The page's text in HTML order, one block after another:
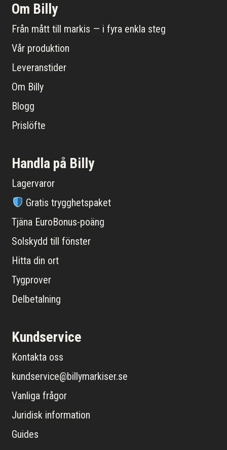
Om Billy
Från mått till markis — i fyra enkla steg
Vår produktion
Leveranstider
Om Billy
Blogg
Prislöfte
Handla på Billy
Lagervaror
Gratis trygghetspaket
Tjäna EuroBonus-poäng
Solskydd till fönster
Hitta din ort
Tygprover
Delbetalning
Kundservice
Kontakta oss
kundservice@billymarkiser.se
Vanliga frågor
Juridisk information
Guides